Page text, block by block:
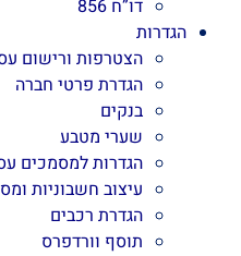
דו”ח 856
הגדרות
הצטרפות ורישום
הגדרת פרטי חברה
בנקים
שערי מטבע
הגדרות למסמכים
עיצוב חשבוניות
הגדרת רכבים
תוסף וורדפרס